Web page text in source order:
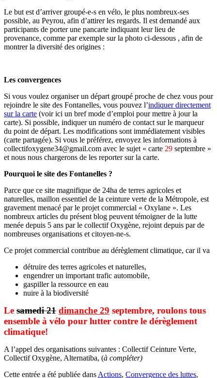
Le but est d’arriver groupé-e-s en vélo, le plus nombreux-ses
possible, au Peyrou, afin d’attirer les regards. Il est demandé aux
participants de porter une pancarte indiquant leur lieu de
provenance, comme par exemple sur la photo ci-dessous , afin de
montrer la diversité des origines :
Les convergences
Si vous voulez organiser un départ groupé proche de chez vous pour
rejoindre le site des Fontanelles, vous pouvez l’indiquer directement
sur la carte (voir ici un bref mode d’emploi pour mettre à jour la
carte). Si possible, indiquer un numéro de contact sur le marqueur
du point de départ. Les modifications sont immédiatement visibles
(carte partagée). Si vous le préférez, envoyez les informations à
collectifoxygene34@gmail.com avec le sujet « carte 29 septembre »
et nous nous chargerons de les reporter sur la carte.
Pourquoi le site des Fontanelles ?
Parce que ce site magnifique de 24ha de terres agricoles et
naturelles, maillon essentiel de la ceinture verte de la Métropole, est
gravement menacé par le projet commercial « Oxylane ». Les
nombreux articles du présent blog peuvent témoigner de la lutte
menée depuis 5 ans par le collectif Oxygène, rejoint depuis par de
nombreuses organisations et citoyen-ne-s.
Ce projet commercial contribue au dérèglement climatique, car il va
détruire des terres agricoles et naturelles,
engendrer un important trafic automobile,
gaspiller la ressource en eau
nuire à la biodiversité
Le samedi 21 dimanche 29 septembre, roulons tous
ensemble à vélo pour lutter contre le dérèglement
climatique!
A l’appel des organisations suivantes : Collectif Ceinture Verte,
Collectif Oxygène, Alternatiba, (à compléter)
Cette entrée a été publiée dans Actions, Convergence des luttes,